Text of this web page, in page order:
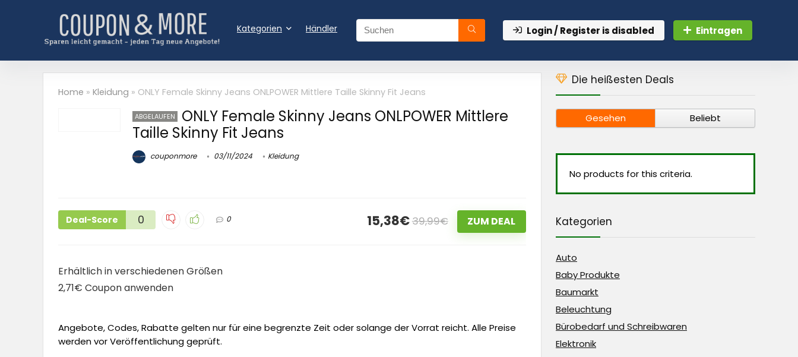
Kategorien Händler Login / Register is disabled Eintragen
Home » Kleidung » ONLY Female Skinny Jeans ONLPOWER Mittlere Taille Skinny Fit Jeans
ABGELAUFEN
ONLY Female Skinny Jeans ONLPOWER Mittlere
Taille Skinny Fit Jeans
couponmore 03/11/2024 Kleidung
Deal-Score 0 0 15,38€39,99€ ZUM DEAL
Erhältlich in verschiedenen Größen
2,71€ Coupon anwenden
Angebote, Codes, Rabatte gelten nur für eine begrenzte Zeit oder solange der Vorrat reicht. Alle Preise
werden vor Veröffentlichung geprüft.
Die heißesten Deals
Gesehen Beliebt
No products for this criteria.
Kategorien
Auto
Baby Produkte
Baumarkt
Beleuchtung
Bürobedarf und Schreibwaren
Elektronik